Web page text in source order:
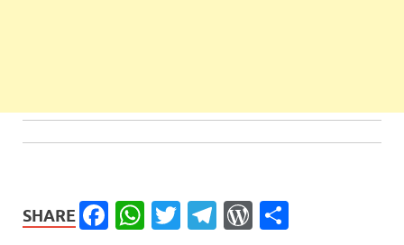
SHARE Facebook
WhatsApp
Twitter
Telegram
WordPress